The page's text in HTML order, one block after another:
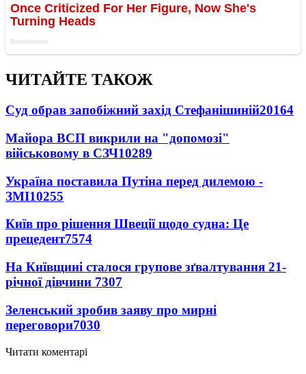
ЧИТАЙТЕ ТАКОЖ
Суд обрав запобіжний захід Стефанішиній20164
Майора ВСП викрили на "допомозі"
військовому в СЗЧ10289
Україна поставила Путіна перед дилемою -
ЗМІ10255
Київ про рішення Швеції щодо судна: Це
прецедент7574
На Київщині сталося групове зґвалтування 21-
річної дівчини 7307
Зеленський зробив заяву про мирні
переговори7030
Читати коментарі